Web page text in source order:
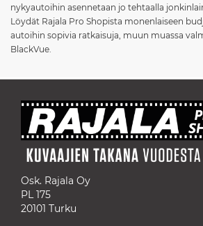
nykyautoihin asennetaan jo tehtaalla
Löydät Rajala Pro Shopista monenlaiseen
autoihin sopivia ratkaisuja, muun muassa
BlackVue.
Osk. Rajala Oy
PL 175
20101 Turku